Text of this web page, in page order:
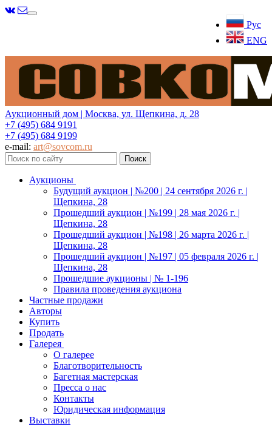
Рус
ENG
Меню
Аукционный дом | Москва, ул. Щепкина, д. 28
+7 (495) 684 9191
+7 (495) 684 9199
e-mail: art@sovcom.ru
Аукционы
Будущий аукцион | №200 | 24 сентября 2026 г. |
Щепкина, 28
Прошедший аукцион | №199 | 28 мая 2026 г. |
Щепкина, 28
Прошедший аукцион | №198 | 26 марта 2026 г. |
Щепкина, 28
Прошедший аукцион | №197 | 05 февраля 2026 г. |
Щепкина, 28
Прошедшие аукционы | № 1-196
Правила проведения аукциона
Частные продажи
Авторы
Купить
Продать
Галерея
О галерее
Благотворительность
Багетная мастерская
Пресса о нас
Контакты
Юридическая информация
Выставки